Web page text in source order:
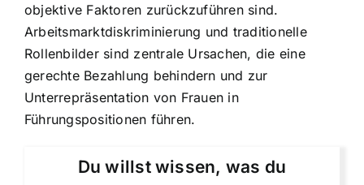
objektive Faktoren zurückzuführen sind.
Arbeitsmarktdiskriminierung und traditionelle
Rollenbilder sind zentrale Ursachen, die eine
gerechte Bezahlung behindern und zur
Unterrepräsentation von Frauen in
Führungspositionen führen.
Du willst wissen, was du